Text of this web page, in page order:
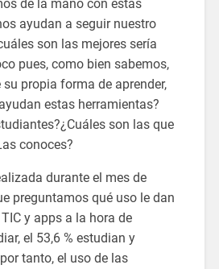
de la mano con estas
ayudan a seguir nuestro
son las mejores sería
pues, como bien sabemos,
propia forma de aprender,
estas herramientas?
son las que
conoces?
durante el mes de
preguntamos qué uso le dan
y apps a la hora de
el 53,6 % estudian y
tanto, el uso de las